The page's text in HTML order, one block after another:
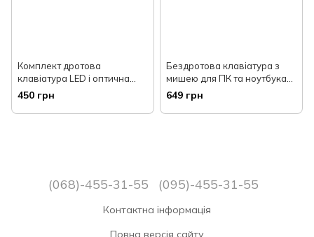
Комплект дротова
клавіатура LED і оптична
миша UKC K01 M416
підсвічування
450 грн
Бездротова клавіатура з
мишею для ПК та ноутбука
MeeTion MT-C4130 USB 2.4Гц
UA/RU/EN розкладки
649 грн
(068)-455-31-55 (095)-455-31-55
Контактна інформація
Повна версія сайту